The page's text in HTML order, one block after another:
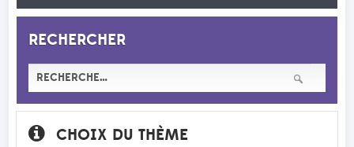
RECHERCHER
CHOIX DU THÈME